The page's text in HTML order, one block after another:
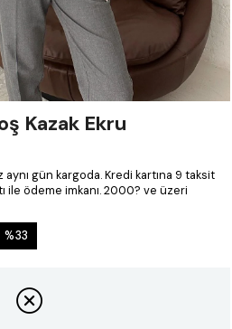
Kazak Ekru
gün kargoda.Kredi kartına 9 taksit
ile ödeme imkanı.2000? ve üzeri
%33